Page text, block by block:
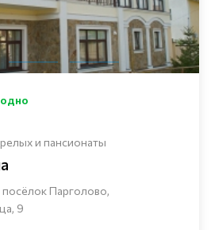
и пансионаты
Парголово,
9